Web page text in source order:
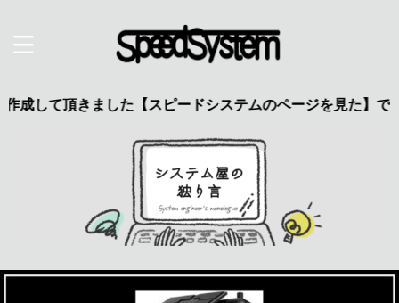
した【スピードシステムのページを見た】で特典あり 興